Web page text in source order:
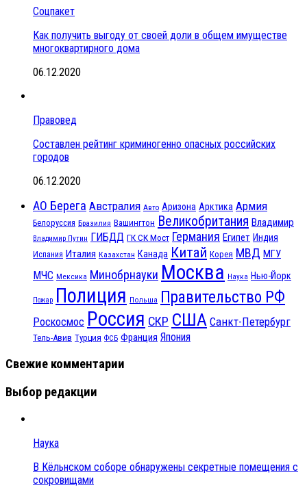
Соцпакет
Как получить выгоду от своей доли в общем имуществе
многоквартирного дома
06.12.2020
Правовед
Составлен рейтинг криминогенно опасных российских
городов
06.12.2020
АО Берега Австралия Авто Аризона Арктика Армия
Белоруссия Бразилия Вашингтон Великобритания Владимир
Владимир Путин ГИБДД ГК СК Мост Германия Египет Индия
Испания Италия Казахстан Канада Китай Корея МВД МГУ
МЧС Мексика Минобрнауки Москва Наука Нью-Йорк
Пожар Полиция Польша Правительство РФ
Роскосмос Россия СКР США Санкт-Петербург
Тель-Авив Турция ФСБ Франция Япония
Свежие комментарии
Выбор редакции
Наука
В Кёльнском соборе обнаружены секретные помещения с
сокровищами